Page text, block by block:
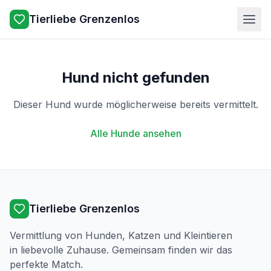
Tierliebe Grenzenlos
Hund nicht gefunden
Dieser Hund wurde möglicherweise bereits vermittelt.
Alle Hunde ansehen
Tierliebe Grenzenlos
Vermittlung von Hunden, Katzen und Kleintieren
in liebevolle Zuhause. Gemeinsam finden wir das
perfekte Match.